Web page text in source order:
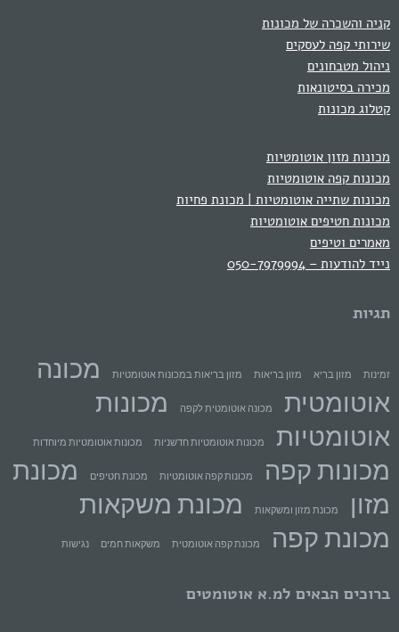
קניה והשכרה של מכונות
שירותי קפה לעסקים
ניהול מטבחונים
מכירה בסיטונאות
קטלוג מכונות
מכונות מזון אוטומטיות
מכונות קפה אוטומטיות
מכונות שתייה אוטומטיות | מכונת פחיות
מכונות חטיפים אוטומטיות
מאמרים וטיפים
נייד להודעות – 050-7979994
תגיות
זמינות מזון בריא מזון בריאות מזון בריאות במכונות אוטומטיות
מכונה
אוטומטית
מכונה אוטומטית לקפה
מכונות
אוטומטיות
מכונות אוטומטיות חדשניות מכונות אוטומטיות מיוחדות
מכונות קפה מכונות קפה אוטומטיות מכונת חטיפים
מכונת
מזון
מכונת מזון ומשקאות
מכונת משקאות
מכונת קפה
מכונת קפה אוטומטית משקאות חמים נגישות
ברוכים הבאים למ.א אוטומטים